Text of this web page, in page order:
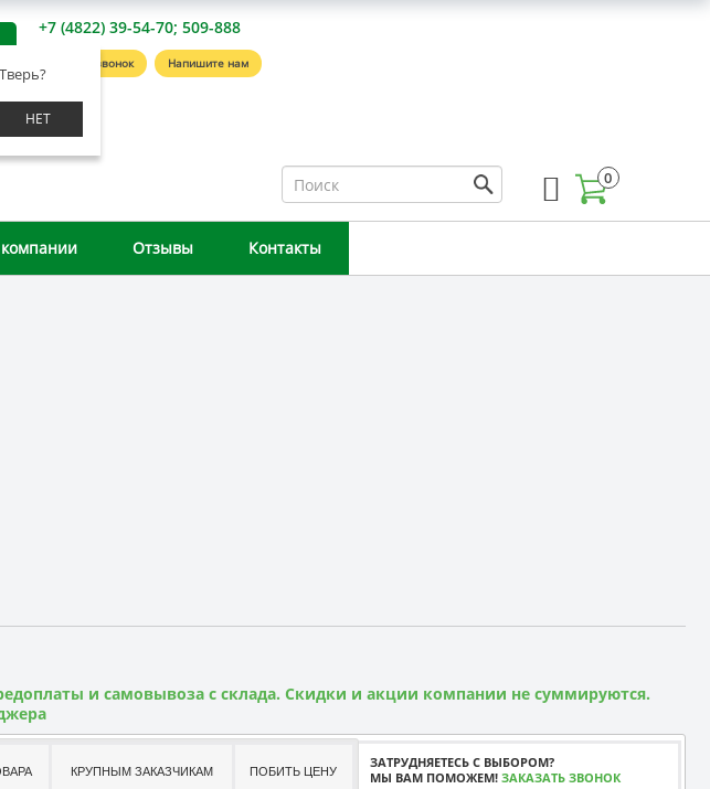
НЕТ
+7 (4822) 39-54-70; 509-888
Заказать звонок Напишите нам
0
Отзывы Контакты
и самовывоза с склада. Скидки и акции компании не суммируются.
КРУПНЫМ ЗАКАЗЧИКАМ ПОБИТЬ ЦЕНУ
ЗАТРУДНЯЕТЕСЬ С ВЫБОРОМ?
МЫ ВАМ ПОМОЖЕМ! ЗАКАЗАТЬ ЗВОНОК